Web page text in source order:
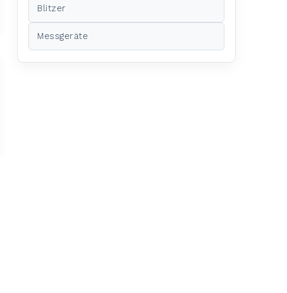
Blitzer
Messgeräte